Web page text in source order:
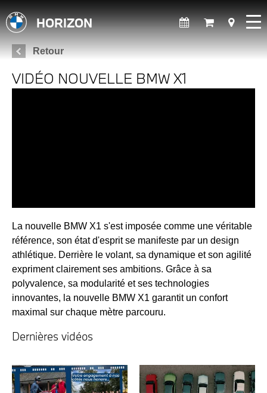
HORIZON
Retour
VIDÉO NOUVELLE BMW X1
La nouvelle BMW X1 s'est imposée comme une véritable
référence, son état d'esprit se manifeste par un design
athlétique. Derrière le volant, sa dynamique et son agilité
expriment clairement ses ambitions. Grâce à sa
polyvalence, sa modularité et ses technologies
innovantes, la nouvelle BMW X1 garantit un confort
maximal sur chaque mètre parcouru.
Dernières vidéos